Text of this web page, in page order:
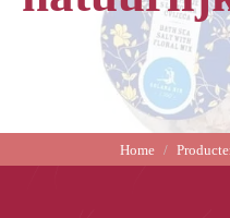
Home